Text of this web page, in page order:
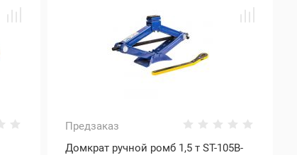
Предзаказ
Домкрат ручной ромб 1,5 т ST-105B-